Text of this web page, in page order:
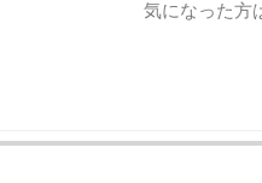
気になった方